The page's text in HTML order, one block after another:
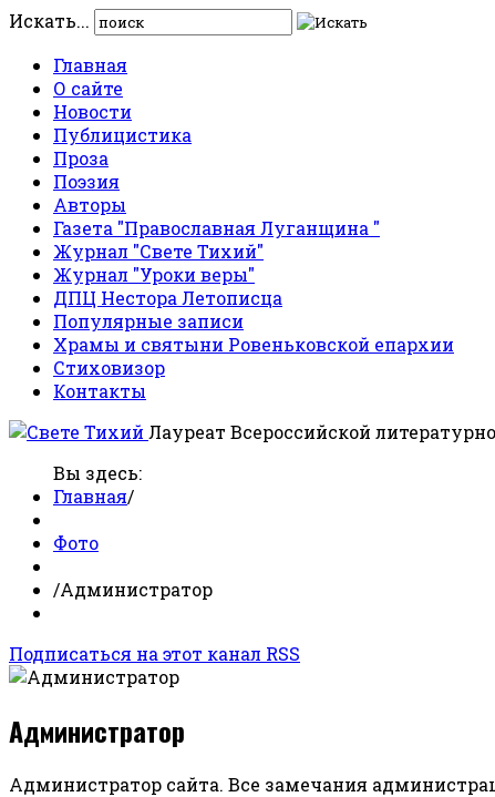
Искать...
Главная
О сайте
Новости
Публицистика
Проза
Поэзия
Авторы
Газета "Православная Луганщина "
Журнал "Свете Тихий"
Журнал "Уроки веры"
ДПЦ Нестора Летописца
Популярные записи
Храмы и святыни Ровеньковской епархии
Стиховизор
Контакты
Лауреат Всероссийской
Вы здесь:
Главная/
Фото
/Администратор
Подписаться на этот канал RSS
Администратор
Администратор сайта. Все замечания